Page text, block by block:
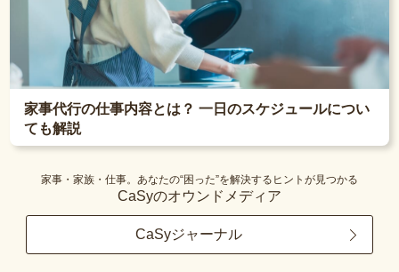
家事代行の仕事内容とは？ 一日のスケジュールについ
ても解説
家事・家族・仕事。あなたの“困った”を解決するヒントが見つかる
CaSyのオウンドメディア
CaSyジャーナル